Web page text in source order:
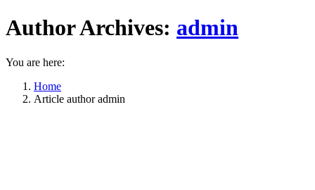
Author Archives: admin
You are here:
Home
Article author admin